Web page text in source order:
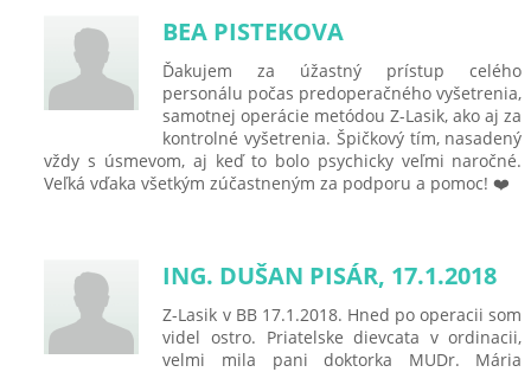
BEA PISTEKOVA
Ďakujem za úžastný prístup celého
personálu počas predoperačného vyšetrenia,
samotnej operácie metódou Z-Lasik, ako aj za
kontrolné vyšetrenia. Špičkový tím, nasadený
vždy s úsmevom, aj keď to bolo psychicky veľmi naročné.
Veľká vďaka všetkým zúčastneným za podporu a pomoc! ❤️
ING. DUŠAN PISÁR, 17.1.2018
Z-Lasik v BB 17.1.2018. Hned po operacii som
videl ostro. Priatelske dievcata v ordinacii,
velmi mila pani doktorka MUDr. Mária